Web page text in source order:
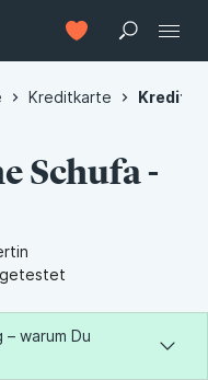
Kreditkarte
Schufa -
getestet
warum Du